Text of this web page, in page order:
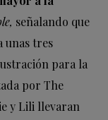
señalando que
unas tres
para la
por The
y Lili llevaran